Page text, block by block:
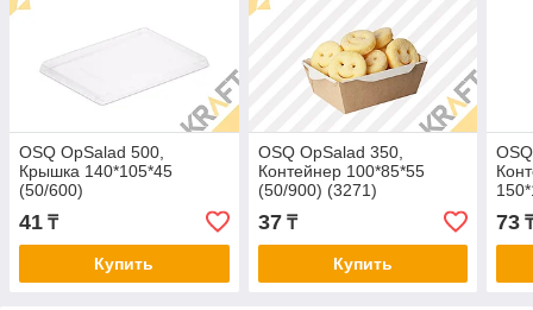
OSQ OpSalad 500,
Крышка 140*105*45
(50/600)
41 ₸
Купить
OSQ OpSalad 350,
Контейнер 100*85*55
(50/900) (3271)
37₸
Купить
73